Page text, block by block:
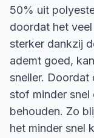
50% uit
doordat het
sterker dankzij
ademt goed,
sneller.
stof minder snel
behouden. Zo
het minder snel